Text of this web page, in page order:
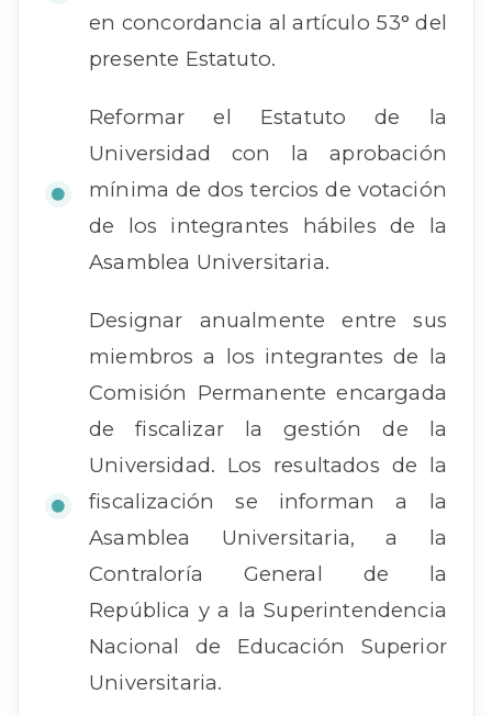
en concordancia al artículo 53° del
presente Estatuto.
Reformar el Estatuto de la
Universidad con la aprobación
mínima de dos tercios de votación
de los integrantes hábiles de la
Asamblea Universitaria.
Designar anualmente entre sus
miembros a los integrantes de la
Comisión Permanente encargada
de fiscalizar la gestión de la
Universidad. Los resultados de la
fiscalización se informan a la
Asamblea Universitaria, a la
Contraloría General de la
República y a la Superintendencia
Nacional de Educación Superior
Universitaria.